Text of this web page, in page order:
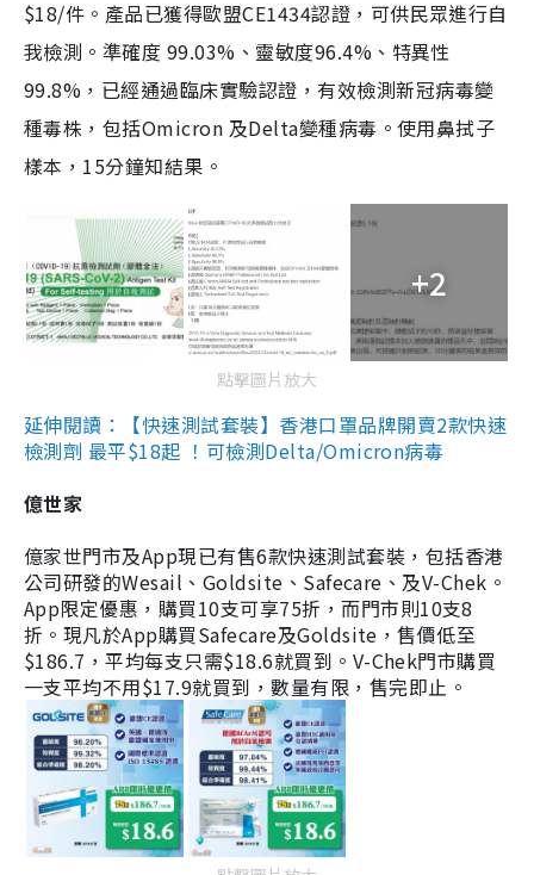
$18/件。產品已獲得歐盟CE1434認證，可供民眾進行自
我檢測。準確度 99.03%、靈敏度96.4%、特異性
99.8%，已經通過臨床實驗認證，有效檢測新冠病毒變
種毒株，包括Omicron 及Delta變種病毒。使用鼻拭子
樣本，15分鐘知結果。
+2
點擊圖片放大
延伸閱讀：【快速測試套裝】香港口罩品牌開賣2款快速
檢測劑 最平$18起 ！可檢測Delta/Omicron病毒
億世家
億家世門市及App現已有售6款快速測試套裝，包括香港
公司研發的Wesail、Goldsite、Safecare、及V-Chek。
App限定優惠，購買10支可享75折，而門市則10支8
折。現凡於App購買Safecare及Goldsite，售價低至
$186.7，平均每支只需$18.6就買到。V-Chek門市購買
一支平均不用$17.9就買到，數量有限，售完即止。